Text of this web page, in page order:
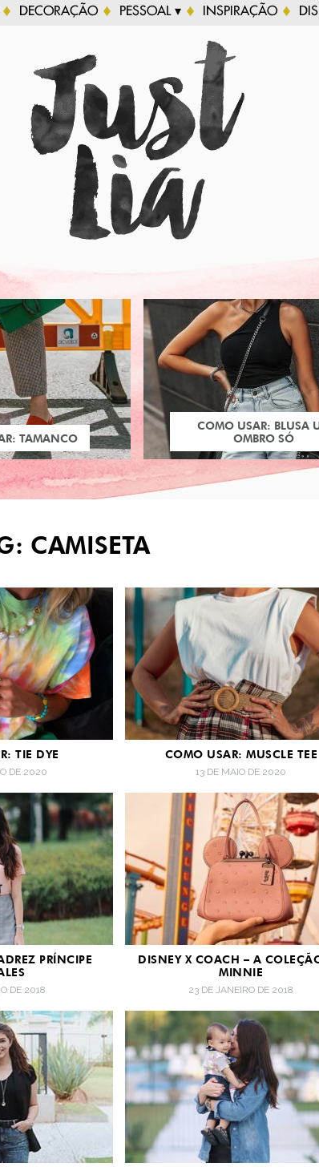
DECORAÇÃO PESSOAL ▾ INSPIRAÇÃO
TAMANCO
COMO USAR: BLUSA
OMBRO SÓ
CAMISETA
TIE DYE
DE 2020
COMO USAR: MUSCLE TEE
13 DE MAIO DE 2020
PRÍNCIPE
DE 2018
DISNEY X COACH – A
MINNIE
23 DE JANEIRO DE 2018